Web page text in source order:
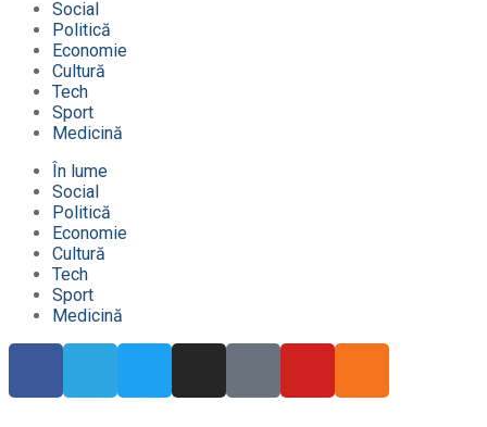
Social
Politică
Economie
Cultură
Tech
Sport
Medicină
În lume
Social
Politică
Economie
Cultură
Tech
Sport
Medicină